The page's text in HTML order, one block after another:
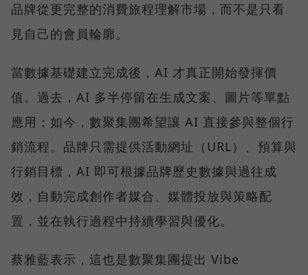
品牌從更完整的消費旅程理解市場，而不是只看
見自己的會員輪廓。
當數據基礎建立完成後，AI 才真正開始發揮價
值。過去，AI 多半停留在生成文案、圖片等單點
應用；如今，數聚集團希望讓 AI 直接參與整個行
銷流程。品牌只需提供活動網址（URL）、預算與
行銷目標，AI 即可根據品牌歷史數據與過往成
效，自動完成創作者媒合、媒體投放與策略配
置，並在執行過程中持續學習與優化。
蔡雅藍表示，這也是數聚集團提出 Vibe